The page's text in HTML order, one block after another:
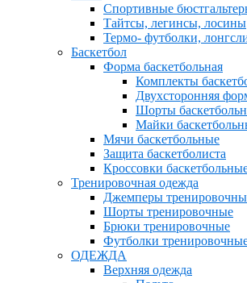
Спортивные
Тайтсы, легинсы, лосины
Термо- футболки,
Баскетбол
Форма баскетбольная
Комплекты
Двухсторонняя
Шорты
Майки
Мячи баскетбольные
Защита баскетболиста
Кроссовки
Тренировочная одежда
Джемперы
Шорты тренировочные
Брюки тренировочные
Футболки
ОДЕЖДА
Верхняя одежда